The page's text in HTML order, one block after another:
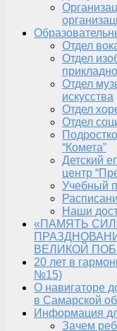
Отдел
Отдел
Отдел
искусства
Отдел
Отдел
“Комета”
Детский
центр
Учебный
Наши
«ПАМЯТЬ
ВЕЛИКОЙ
20 лет в
№15)
О навигаторе
в Самарской
Информация
Зачем